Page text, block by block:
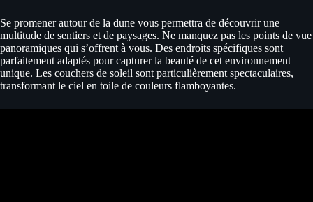
Se promener autour de la dune vous permettra de découvrir une
multitude de sentiers et de paysages. Ne manquez pas les points de vue
panoramiques qui s’offrent à vous. Des endroits spécifiques sont
parfaitement adaptés pour capturer la beauté de cet environnement
unique. Les couchers de soleil sont particulièrement spectaculaires,
transformant le ciel en toile de couleurs flamboyantes.